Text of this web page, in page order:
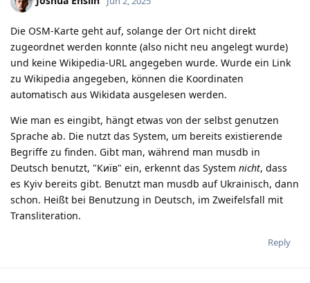
Die OSM-Karte geht auf, solange der Ort nicht direkt
zugeordnet werden konnte (also nicht neu angelegt wurde)
und keine Wikipedia-URL angegeben wurde. Wurde ein Link
zu Wikipedia angegeben, können die Koordinaten
automatisch aus Wikidata ausgelesen werden.
Wie man es eingibt, hängt etwas von der selbst genutzen
Sprache ab. Die nutzt das System, um bereits existierende
Begriffe zu finden. Gibt man, während man musdb in
Deutsch benutzt, "Київ" ein, erkennt das System nicht, dass
es Kyiv bereits gibt. Benutzt man musdb auf Ukrainisch, dann
schon. Heißt bei Benutzung in Deutsch, im Zweifelsfall mit
Transliteration.
Reply